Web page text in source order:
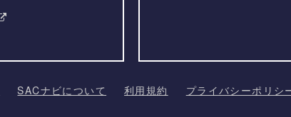
SACナビについて 利用規約 プライバシーポリシ